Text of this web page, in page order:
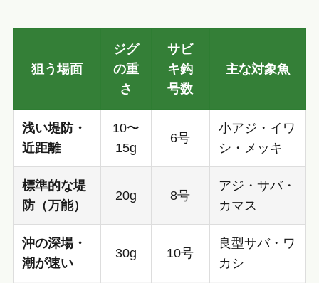
狙う場面
ジグ
の重
さ
サビ
キ鈎
号数
主な対象魚
浅い堤防・
近距離
10〜
15g
6号
小アジ・イワ
シ・メッキ
標準的な堤
防（万能）
20g 8号
アジ・サバ・
カマス
沖の深場・
潮が速い
30g 10号
良型サバ・ワ
カシ